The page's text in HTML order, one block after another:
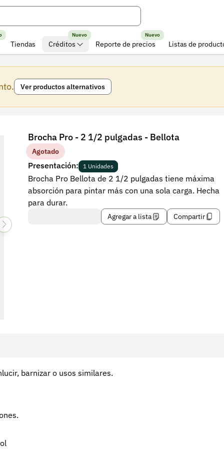
Tiendas Créditos
Nuevo
Reporte de precios
Nuevo
Listas de
Ver productos alternativos
Brocha Pro - 2 1/2 pulgadas - Bellota
Agotado
Presentación: 1 Unidades
Brocha Pro Bellota de 2 1/2 pulgadas tiene máxima
absorción para pintar más con una sola carga. Hecha
para durar.
Agregar a lista Compartir
barnizar o usos similares.